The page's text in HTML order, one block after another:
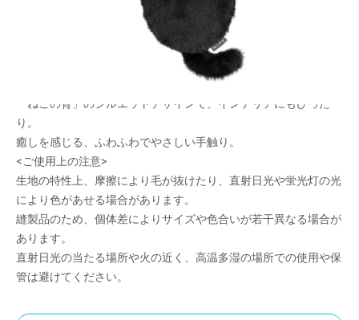
手首をやわらかくサポートし、キーボードの操作を快適に。
型崩れしにくいスポンジクッションを採用。
程よい高さ設計で手首の負担を軽減。
底面にシリコン製の滑り止め付き。
ねこと一緒に勉強や仕事をしている気分が味わえる。
「ねこの背」のシルエットデザインで、インテリアにもぴった
り。
癒しを感じる、ふわふわでやさしい手触り。
<ご使用上の注意>
生地の特性上、摩擦により毛が抜けたり、直射日光や蛍光灯の光
により色があせる場合があります。
縫製品のため、個体差によりサイズや色合いが若干異なる場合が
あります。
直射日光の当たる場所や火の近く、高温多湿の場所での使用や保
管は避けてください。